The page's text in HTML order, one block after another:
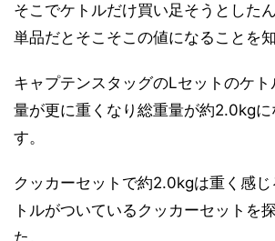
そこでケトルだけ買い足そうとした
単品だとそこそこの値になることを
キャプテンスタッグのLセットのケ
量が更に重くなり総重量が約2.0kgに
す。
クッカーセットで約2.0kgは重く感
トルがついているクッカーセットを